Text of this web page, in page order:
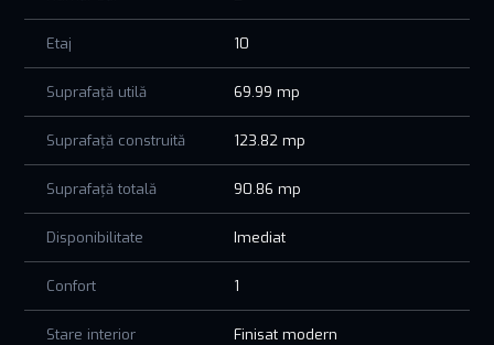
65 locuri de parcare disponibile
2 ascensoare moderne (capacitate 6–8 persoane)
Subsol dotat cu adăpost ALA și locuri de parcare
Spații comune finisate cu marmură naturală
Modalități de plată avantajoase: rate direct la dezvoltator,
Tomis Plus Residence – acasă în stilul pe care îl meriți.
Contactează-ne pentru detalii, vizionare și ofertă
personalizată!
Etaj 10
Suprafață utilă 69.99 mp
Suprafață construită 123.82 mp
Suprafață totală 90.86 mp
Disponibilitate Imediat
Confort 1
Stare interior Finisat modern